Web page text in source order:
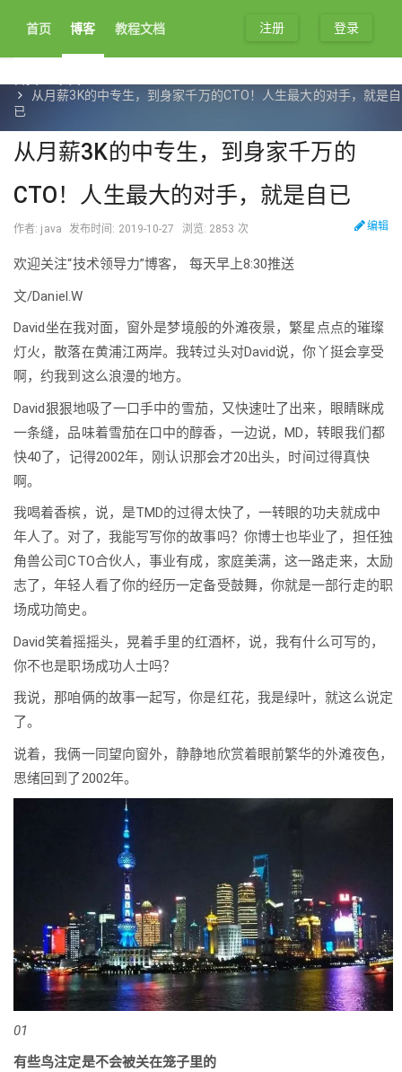
首页 博客 教程文档 登录
注册
从月薪3K的中专生，到身家千万的CTO！人生最大的对手，就是自
已
从月薪3K的中专生，到身家千万的
CTO！人生最大的对手，就是自已
作者: java 发布时间: 2019-10-27 浏览: 2853 次 编辑
欢迎关注“技术领导力”博客， 每天早上8:30推送
文/Daniel.W
David坐在我对面，窗外是梦境般的外滩夜景，繁星点点的璀璨
灯火，散落在黄浦江两岸。我转过头对David说，你丫挺会享受
啊，约我到这么浪漫的地方。
David狠狠地吸了一口手中的雪茄，又快速吐了出来，眼睛眯成
一条缝，品味着雪茄在口中的醇香，一边说，MD，转眼我们都
快40了，记得2002年，刚认识那会才20出头，时间过得真快
啊。
我喝着香槟，说，是TMD的过得太快了，一转眼的功夫就成中
年人了。对了，我能写写你的故事吗？你博士也毕业了，担任独
角兽公司CTO合伙人，事业有成，家庭美满，这一路走来，太励
志了，年轻人看了你的经历一定备受鼓舞，你就是一部行走的职
场成功简史。
David笑着摇摇头，晃着手里的红酒杯，说，我有什么可写的，
你不也是职场成功人士吗？
我说，那咱俩的故事一起写，你是红花，我是绿叶，就这么说定
了。
说着，我俩一同望向窗外，静静地欣赏着眼前繁华的外滩夜色，
思绪回到了2002年。
01
有些鸟注定是不会被关在笼子里的